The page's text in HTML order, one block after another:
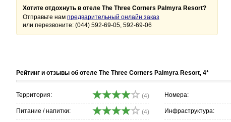
Хотите отдохнуть в отеле The Three Corners Palmyra Resort?
Отправьте нам предварительный онлайн заказ
или перезвоните: (044) 592-69-05, 592-69-06
Рейтинг и отзывы об отеле The Three Corners Palmyra Resort, 4*
Территория: (4) Номера:
Питание / напитки: (4) Инфраструктура: